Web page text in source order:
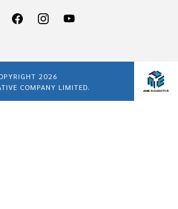
2026
COMPANY LIMITED.